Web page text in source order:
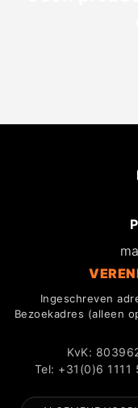
Ingeschreven
Bezoekadres (alleen
KvK:
Tel: +31(0)6 1111